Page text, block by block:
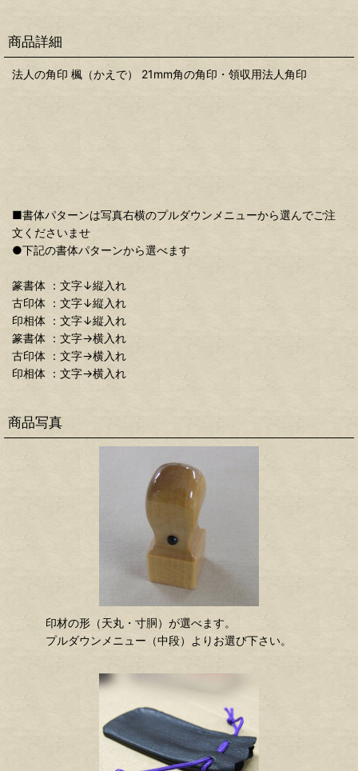
商品詳細
法人の角印 楓（かえで） 21mm角の角印・領収用法人角印
■書体パターンは写真右横のプルダウンメニューから選んでご注
文くださいませ
●下記の書体パターンから選べます
篆書体 ：文字↓縦入れ
古印体 ：文字↓縦入れ
印相体 ：文字↓縦入れ
篆書体 ：文字→横入れ
古印体 ：文字→横入れ
印相体 ：文字→横入れ
商品写真
印材の形（天丸・寸胴）が選べます。
プルダウンメニュー（中段）よりお選び下さい。